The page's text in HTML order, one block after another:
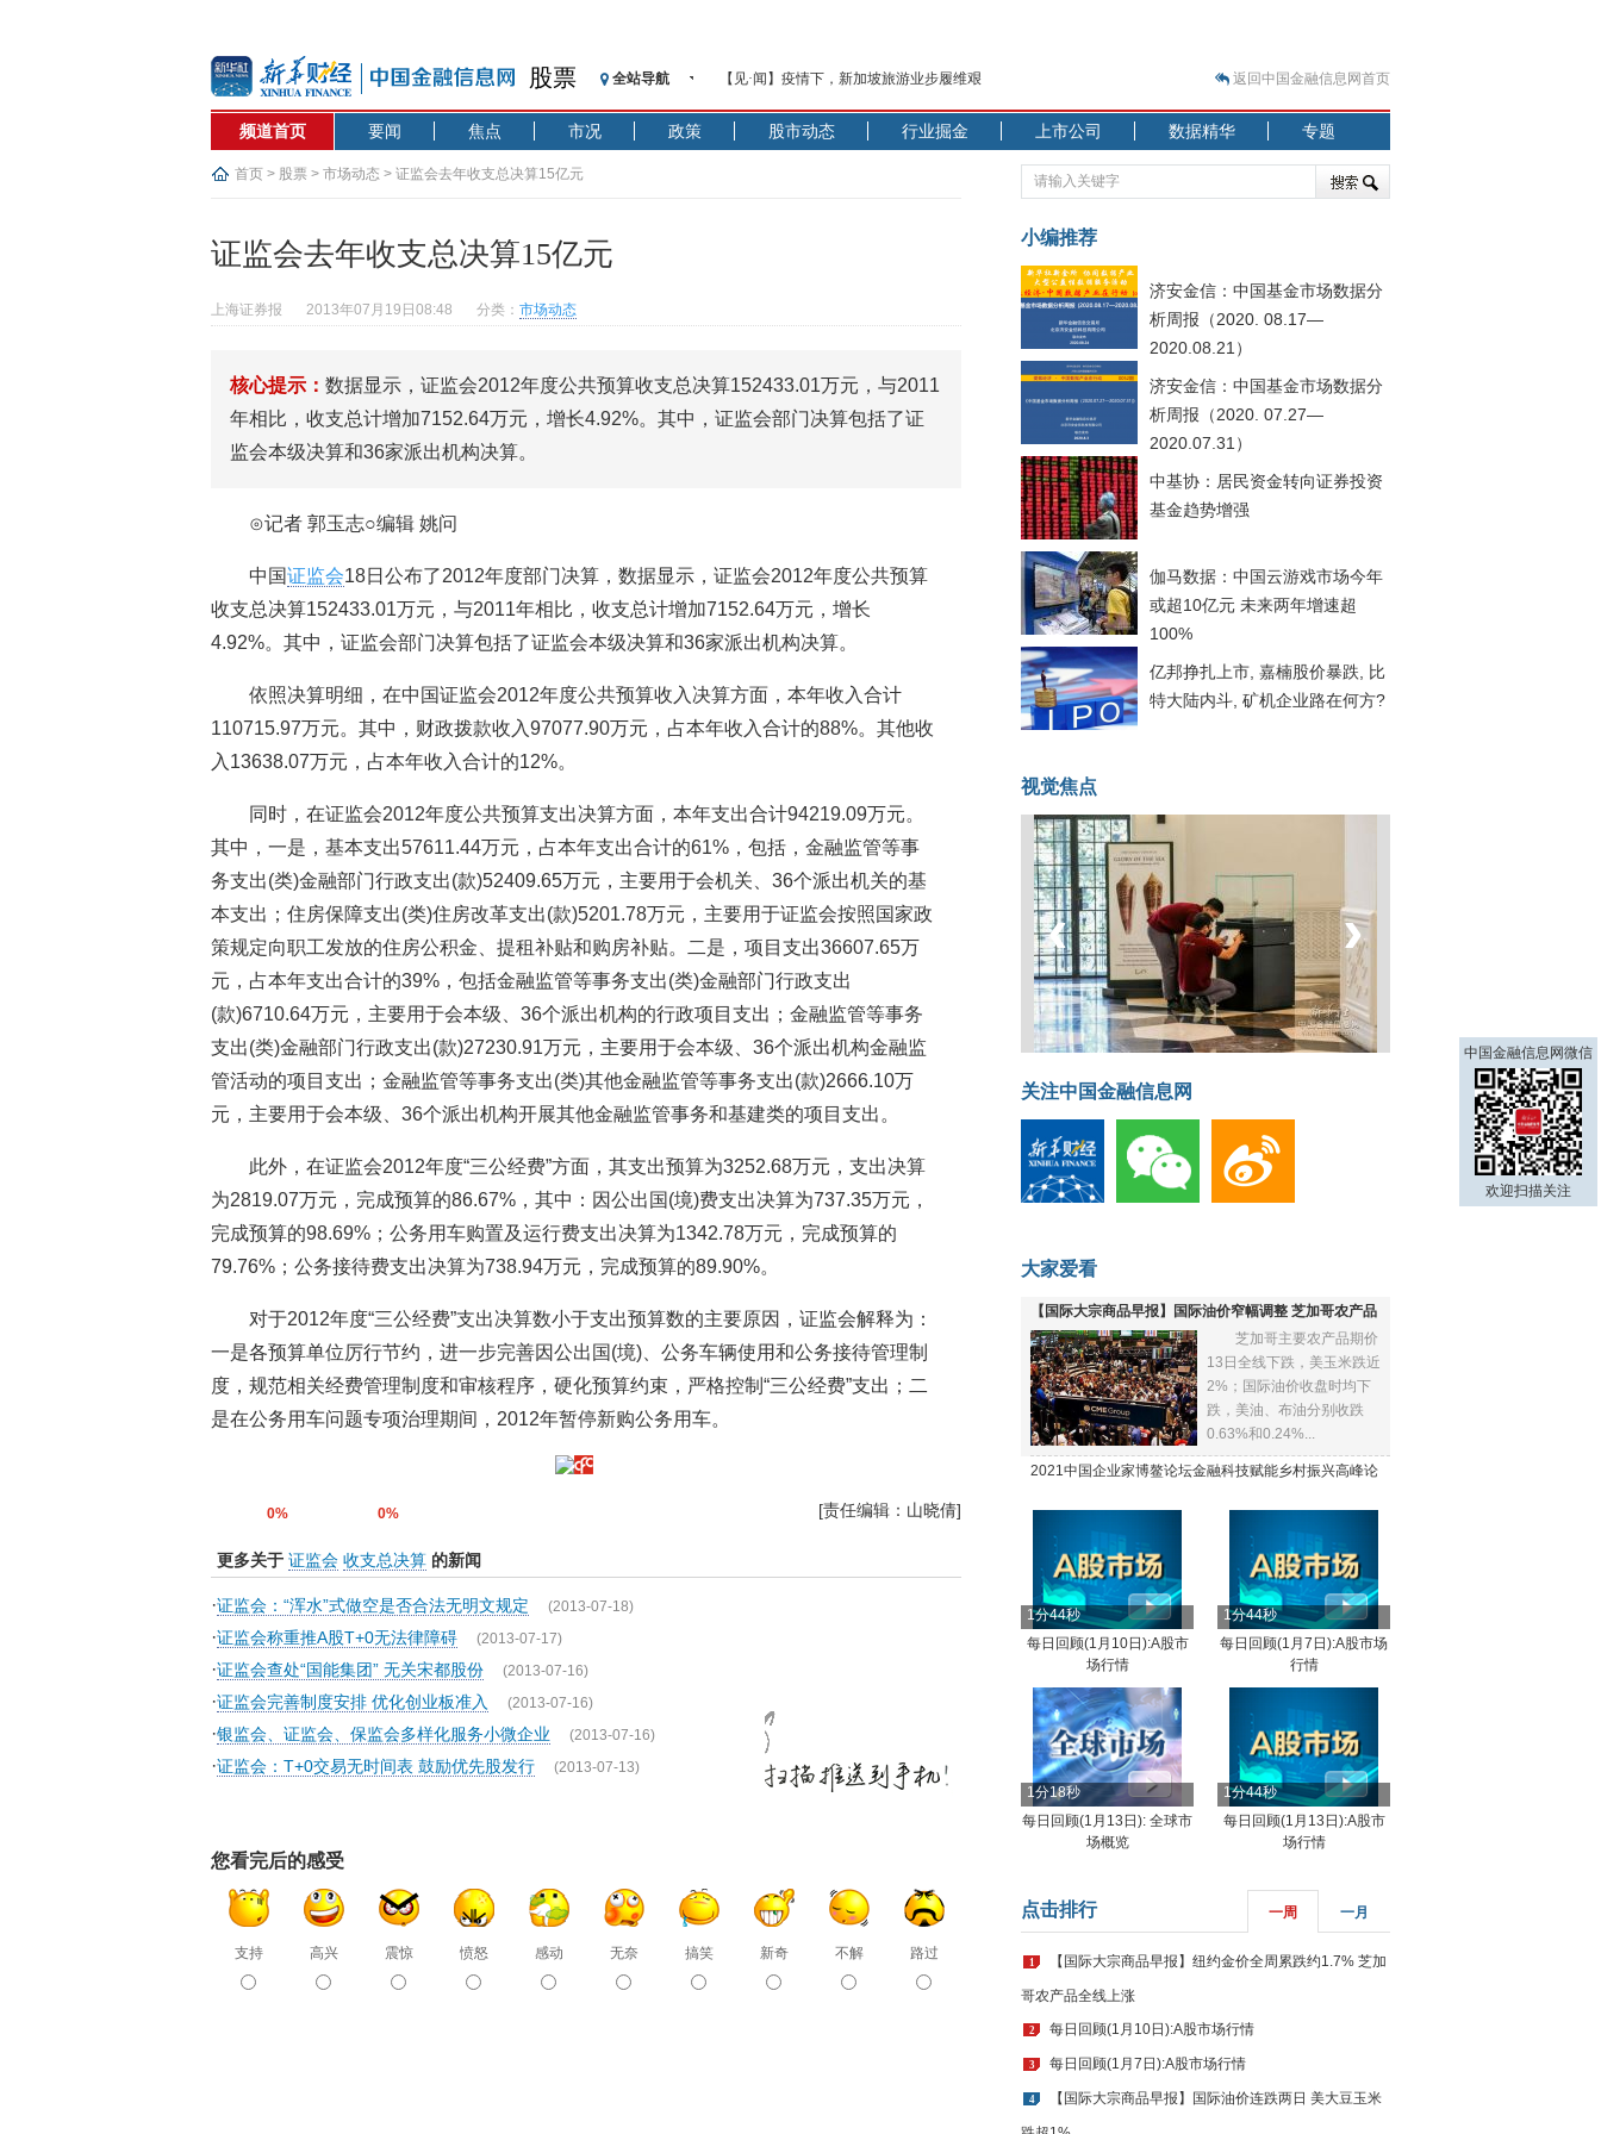
股票 全站导航
【见·闻】疫情下，新加坡旅游业步履维艰
记者手记：疫情下的香港零售业如何浴火重生？
【见·闻】疫情下一家香港传统零售商的转型突围之旅
济安金信：中国基金市场数据分析周报（2020. 07.27—2020.07.31）
【新华财经调查】同业存单、结构性存款玩起“跷跷板” 结构性失衡藏
央行公开市场净投放300亿元 短端资金利率明显下行
基本面及股市双轮冲击 债市回调十年期债表现最弱
沥青期货连续两日涨逾3% 沪银及两粕涨势喜人
恒生聚源：北斗收官之星发射成功，全产业链解析
济安金信：中国基金市场数据分析周报（2020. 08.17—2020.08.21）
返回中国金融信息网首页
频道首页 要闻 焦点 市况 政策 股市动态 行业掘金 上市公司 数据精华 专题
首页 > 股票 > 市场动态 > 证监会去年收支总决算15亿元
证监会去年收支总决算15亿元
上海证券报 2013年07月19日08:48 分类： 市场动态
核心提示： 数据显示，证监会2012年度公共预算收支总决算152433.01万元，与2011
年相比，收支总计增加7152.64万元，增长4.92%。其中，证监会部门决算包括了证
监会本级决算和36家派出机构决算。
⊙记者 郭玉志○编辑 姚问
中国证监会18日公布了2012年度部门决算，数据显示，证监会2012年度公共预算
收支总决算152433.01万元，与2011年相比，收支总计增加7152.64万元，增长
4.92%。其中，证监会部门决算包括了证监会本级决算和36家派出机构决算。
依照决算明细，在中国证监会2012年度公共预算收入决算方面，本年收入合计
110715.97万元。其中，财政拨款收入97077.90万元，占本年收入合计的88%。其他收
入13638.07万元，占本年收入合计的12%。
同时，在证监会2012年度公共预算支出决算方面，本年支出合计94219.09万元。
其中，一是，基本支出57611.44万元，占本年支出合计的61%，包括，金融监管等事
务支出(类)金融部门行政支出(款)52409.65万元，主要用于会机关、36个派出机关的基
本支出；住房保障支出(类)住房改革支出(款)5201.78万元，主要用于证监会按照国家政
策规定向职工发放的住房公积金、提租补贴和购房补贴。二是，项目支出36607.65万
元，占本年支出合计的39%，包括金融监管等事务支出(类)金融部门行政支出
(款)6710.64万元，主要用于会本级、36个派出机构的行政项目支出；金融监管等事务
支出(类)金融部门行政支出(款)27230.91万元，主要用于会本级、36个派出机构金融监
管活动的项目支出；金融监管等事务支出(类)其他金融监管等事务支出(款)2666.10万
元，主要用于会本级、36个派出机构开展其他金融监管事务和基建类的项目支出。
此外，在证监会2012年度“三公经费”方面，其支出预算为3252.68万元，支出决算
为2819.07万元，完成预算的86.67%，其中：因公出国(境)费支出决算为737.35万元，
完成预算的98.69%；公务用车购置及运行费支出决算为1342.78万元，完成预算的
79.76%；公务接待费支出决算为738.94万元，完成预算的89.90%。
对于2012年度“三公经费”支出决算数小于支出预算数的主要原因，证监会解释为：
一是各预算单位厉行节约，进一步完善因公出国(境)、公务车辆使用和公务接待管理制
度，规范相关经费管理制度和审核程序，硬化预算约束，严格控制“三公经费”支出；二
是在公务用车问题专项治理期间，2012年暂停新购公务用车。
0% 0% [责任编辑：山晓倩]
更多关于 证监会 收支总决算 的新闻
·证监会：“浑水”式做空是否合法无明文规定 (2013-07-18)
·证监会称重推A股T+0无法律障碍 (2013-07-17)
·证监会查处“国能集团” 无关宋都股份 (2013-07-16)
·证监会完善制度安排 优化创业板准入 (2013-07-16)
·银监会、证监会、保监会多样化服务小微企业 (2013-07-16)
·证监会：T+0交易无时间表 鼓励优先股发行 (2013-07-13)
您看完后的感受
支持 高兴 震惊 愤怒 感动 无奈 搞笑 新奇 不解 路过
小编推荐
济安金信：中国基金市场数据分
析周报（2020. 08.17—
2020.08.21）
济安金信：中国基金市场数据分
析周报（2020. 07.27—
2020.07.31）
中基协：居民资金转向证券投资
基金趋势增强
伽马数据：中国云游戏市场今年
或超10亿元 未来两年增速超
100%
亿邦挣扎上市, 嘉楠股价暴跌, 比
特大陆内斗, 矿机企业路在何方?
视觉焦点
菲律宾：防疫降级
‹ ›
关注中国金融信息网
大家爱看
【国际大宗商品早报】国际油价窄幅调整 芝加哥农产品
全线下跌
芝加哥主要农产品期价
13日全线下跌，美玉米跌近
2%；国际油价收盘时均下
跌，美油、布油分别收跌
0.63%和0.24%...
2021中国企业家博鳌论坛金融科技赋能乡村振兴高峰论
1分44秒
每日回顾(1月10日):A股市
场行情
1分44秒
每日回顾(1月7日):A股市场
行情
1分18秒
每日回顾(1月13日): 全球市
场概览
1分44秒
每日回顾(1月13日):A股市
场行情
点击排行 一周 一月
1 【国际大宗商品早报】纽约金价全周累跌约1.7% 芝加
哥农产品全线上涨
2 每日回顾(1月10日):A股市场行情
3 每日回顾(1月7日):A股市场行情
4 【国际大宗商品早报】国际油价连跌两日 美大豆玉米
中国金融信息网微信
欢迎扫描关注